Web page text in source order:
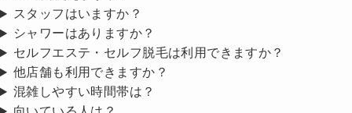
スタッフはいますか？
シャワーはありますか？
セルフエステ・セルフ脱毛は利用できますか？
他店舗も利用できますか？
混雑しやすい時間帯は？